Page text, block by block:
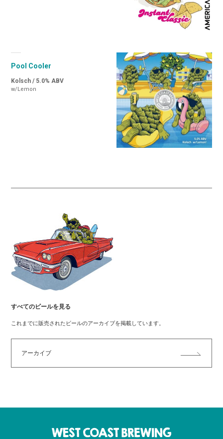
Pool Cooler
Kolsch / 5.0% ABV
w/Lemon
すべてのビールを見る
これまでに販売されたビールのアーカイブを掲載しています。
アーカイブ